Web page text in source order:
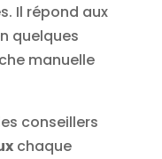
Il répond aux
quelques
manuelle
conseillers
chaque